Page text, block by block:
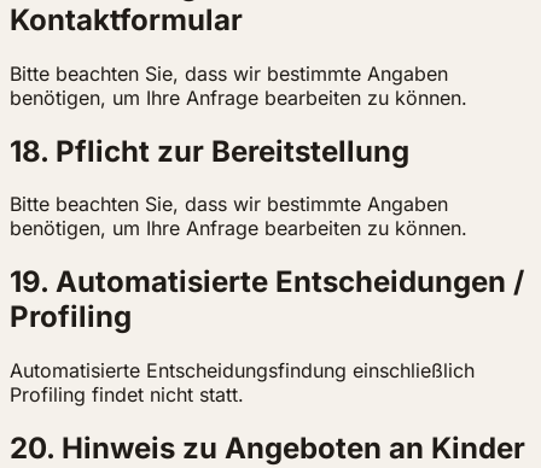
Kontaktformular
Bitte beachten Sie, dass wir bestimmte Angaben
benötigen, um Ihre Anfrage bearbeiten zu können.
18. Pflicht zur Bereitstellung
Bitte beachten Sie, dass wir bestimmte Angaben
benötigen, um Ihre Anfrage bearbeiten zu können.
19. Automatisierte Entscheidungen /
Profiling
Automatisierte Entscheidungsfindung einschließlich
Profiling findet nicht statt.
20. Hinweis zu Angeboten an Kinder